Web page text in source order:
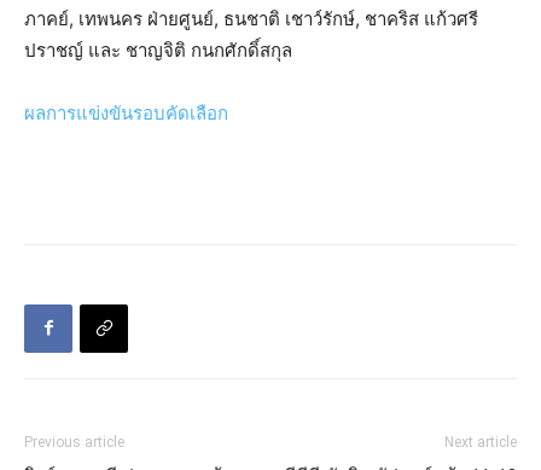
ภาคย์, เทพนคร ฝ่ายศูนย์, ธนชาติ เชาว์รักษ์, ชาคริส แก้วศรี
ปราชญ์ และ ชาญจิติ กนกศักดิ์สกุล
ผลการแข่งขันรอบคัดเลือก
Previous article Next article